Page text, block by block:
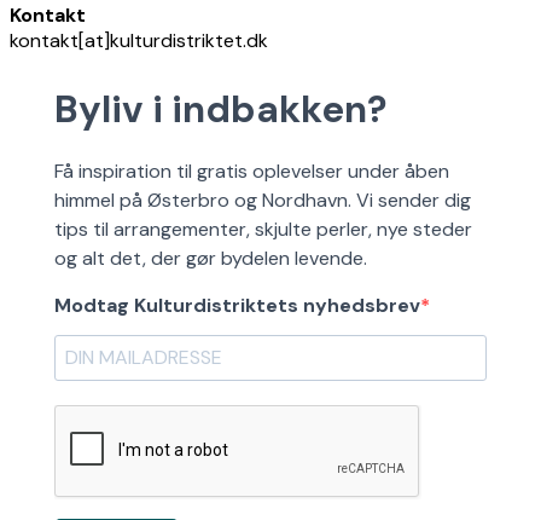
Kontakt
kontakt[at]kulturdistriktet.dk
Byliv i indbakken?
Få inspiration til gratis oplevelser under åben
himmel på Østerbro og Nordhavn. Vi sender dig
tips til arrangementer, skjulte perler, nye steder
og alt det, der gør bydelen levende.
Modtag Kulturdistriktets nyhedsbrev